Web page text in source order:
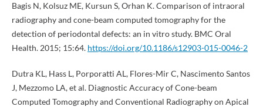
Bagis N, Kolsuz ME, Kursun S, Orhan K. Comparison of intraoral
radiography and cone-beam computed tomography for the
detection of periodontal defects: an in vitro study. BMC Oral
Health. 2015; 15:64. https://doi.org/10.1186/s12903-015-0046-2
Dutra KL, Hass L, Porporatti AL, Flores-Mir C, Nascimento Santos
J, Mezzomo LA, et al. Diagnostic Accuracy of Cone-beam
Computed Tomography and Conventional Radiography on Apical